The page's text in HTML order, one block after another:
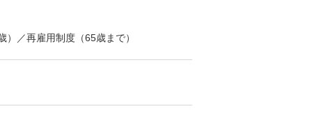
／再雇用制度（65歳まで）